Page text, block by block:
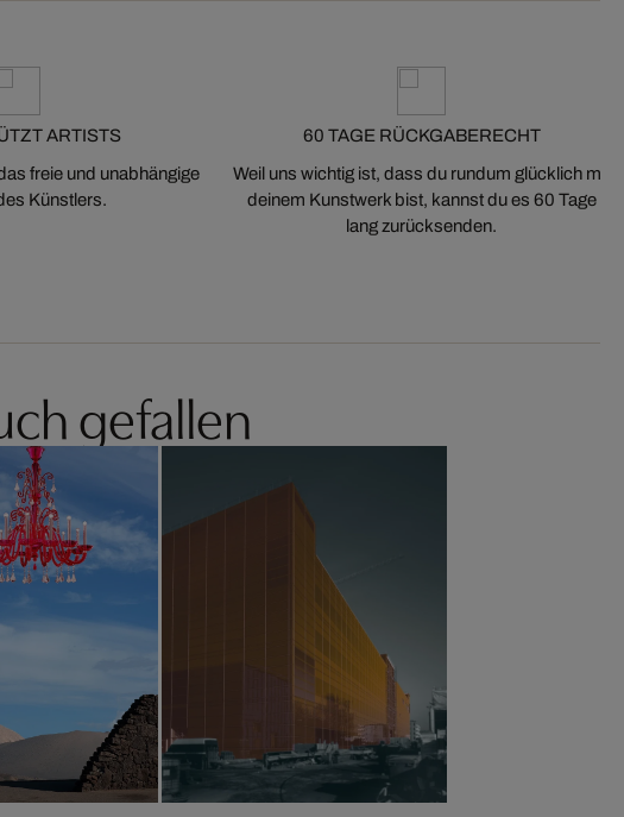
ARTISTS
freie und unabhängige
Künstlers.
60 TAGE RÜCKGABERECHT
Weil uns wichtig ist, dass du rundum glücklich mit
deinem Kunstwerk bist, kannst du es 60 Tage
lang zurücksenden.
gefallen